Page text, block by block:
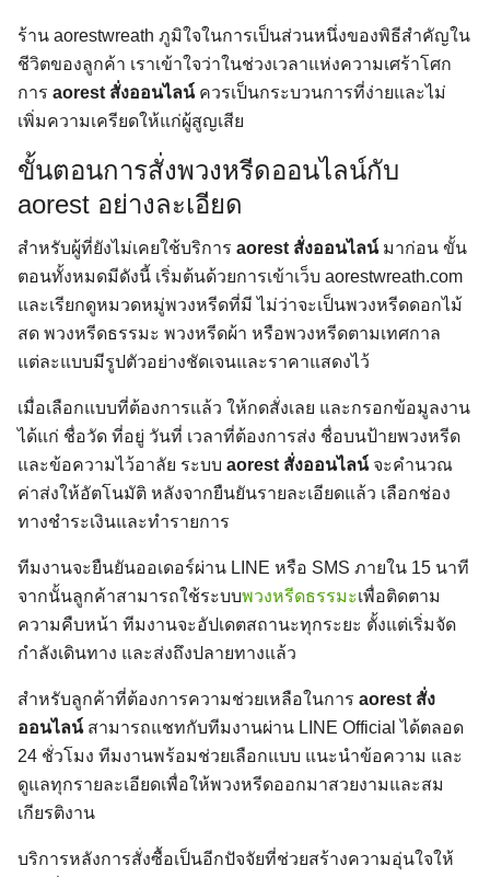
ร้าน aorestwreath ภูมิใจในการเป็นส่วนหนึ่งของพิธีสำคัญใน
ชีวิตของลูกค้า เราเข้าใจว่าในช่วงเวลาแห่งความเศร้าโศก
การ aorest สั่งออนไลน์ควรเป็นกระบวนการที่ง่ายและไม่
เพิ่มความเครียดให้แก่ผู้สูญเสีย
ขั้นตอนการสั่งพวงหรีดออนไลน์กับ
aorest อย่างละเอียด
สำหรับผู้ที่ยังไม่เคยใช้บริการ aorest สั่งออนไลน์มาก่อน ขั้น
ตอนทั้งหมดมีดังนี้ เริ่มต้นด้วยการเข้าเว็บ aorestwreath.com
และเรียกดูหมวดหมู่พวงหรีดที่มี ไม่ว่าจะเป็นพวงหรีดดอกไม้
สด พวงหรีดธรรมะ พวงหรีดผ้า หรือพวงหรีดตามเทศกาล
แต่ละแบบมีรูปตัวอย่างชัดเจนและราคาแสดงไว้
เมื่อเลือกแบบที่ต้องการแล้ว ให้กดสั่งเลย และกรอกข้อมูลงาน
ได้แก่ ชื่อวัด ที่อยู่ วันที่ เวลาที่ต้องการส่ง ชื่อบนป้ายพวงหรีด
และข้อความไว้อาลัย ระบบ aorest สั่งออนไลน์จะคำนวณ
ค่าส่งให้อัตโนมัติ หลังจากยืนยันรายละเอียดแล้ว เลือกช่อง
ทางชำระเงินและทำรายการ
ทีมงานจะยืนยันออเดอร์ผ่าน LINE หรือ SMS ภายใน 15 นาที
จากนั้นลูกค้าสามารถใช้ระบบพวงหรีดธรรมะเพื่อติดตาม
ความคืบหน้า ทีมงานจะอัปเดตสถานะทุกระยะ ตั้งแต่เริ่มจัด
กำลังเดินทาง และส่งถึงปลายทางแล้ว
สำหรับลูกค้าที่ต้องการความช่วยเหลือในการ aorest สั่ง
ออนไลน์สามารถแชทกับทีมงานผ่าน LINE Official ได้ตลอด
24 ชั่วโมง ทีมงานพร้อมช่วยเลือกแบบ แนะนำข้อความ และ
ดูแลทุกรายละเอียดเพื่อให้พวงหรีดออกมาสวยงามและสม
เกียรติงาน
บริการหลังการสั่งซื้อเป็นอีกปัจจัยที่ช่วยสร้างความอุ่นใจให้